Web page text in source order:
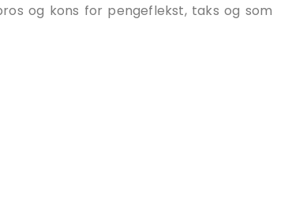
og kons for pengeflekst, taks og som